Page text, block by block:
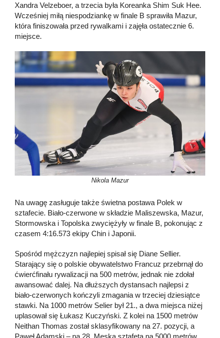
Xandra Velzeboer, a trzecia była Koreanka Shim Suk Hee.
Wcześniej miłą niespodziankę w finale B sprawiła Mazur,
która finiszowała przed rywalkami i zajęła ostatecznie 6.
miejsce.
Nikola Mazur
Na uwagę zasługuje także świetna postawa Polek w
sztafecie. Biało-czerwone w składzie Maliszewska, Mazur,
Stormowska i Topolska zwyciężyły w finale B, pokonując z
czasem 4:16.573 ekipy Chin i Japonii.
Spośród mężczyzn najlepiej spisał się Diane Sellier.
Starający się o polskie obywatelstwo Francuz przebrnął do
ćwierćfinału rywalizacji na 500 metrów, jednak nie zdołał
awansować dalej. Na dłuższych dystansach najlepsi z
biało-czerwonych kończyli zmagania w trzeciej dziesiątce
stawki. Na 1000 metrów Selier był 21., a dwa miejsca niżej
uplasował się Łukasz Kuczyński. Z kolei na 1500 metrów
Neithan Thomas został sklasyfikowany na 27. pozycji, a